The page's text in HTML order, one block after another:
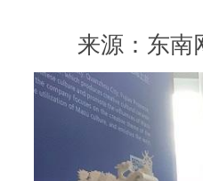
来源：东南